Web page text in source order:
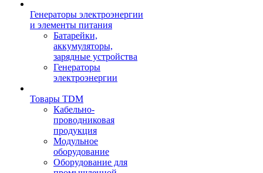
Генераторы электроэнергии
и элементы питания
Батарейки,
аккумуляторы,
зарядные устройства
Генераторы
электроэнергии
Товары TDM
Кабельно-
проводниковая
продукция
Модульное
оборудование
Оборудование для